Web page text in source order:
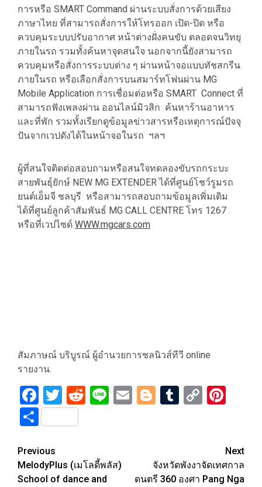
การหรือ SMART Command ผ่านระบบสั่งการด้วยเสียง
ภาษาไทย ที่สามารถสั่งการให้โทรออก เปิด-ปิด หรือ
ควบคุมระบบปรับอากาศ หน้าต่างฝั่งคนขับ ตลอดจนวิทยุ
ภายในรถ รวมทั้งค้นหาจุดสนใจ นอกจากนี้ยังสามารถ
ควบคุมหรือสั่งการระบบต่าง ๆ ผ่านหน้าจอแบบทัชสกรีน
ภายในรถ หรือเลือกสั่งการบนสมาร์ทโฟนผ่าน MG
Mobile Application การเชื่อมต่อหรือ SMART Connect ที่
สามารถฟังเพลงผ่าน ออนไลน์มิวสิก ค้นหาร้านอาหาร
และที่พัก รวมทั้งเรียกดูข้อมูลข่าวสารหรือเหตุการณ์ปัจจุ
ปันจากเวปดังได้ในหน้าจอในรถ ฯลฯ
ผู้ที่สนใจติดต่อสอบถามหรือสนใจทดลองขับรถกระบะ
สายพันธุ์ยักษ์ NEW MG EXTENDER ได้ที่ศูนย์โชว์รูมรถ
ยนต์เอ็มจี ชลบุรี หรือสามารถสอบถามข้อมูลเพิ่มเติม
ได้ที่ศูนย์ลูกค้าสัมพันธ์ MG CALL CENTRE โทร 1267
หรือที่เวปไซด์ WWW.mgcars.com
สัมภาษณ์ บริบูรณ์ ผู้อำนวยการชลนิวส์ทีวี online
รายงาน.
Facebook
Twitter
Reddit
LineEmailBlogger
Tumblr
Copy
Share
Post
navigation
Previous
MelodyPlus (เมโลดี้พลัส)
School of dance and
Next
จังหวัดพังงาจัดเทศกาล
ดนตรี 360 องศา Pang Nga